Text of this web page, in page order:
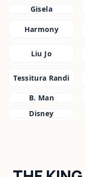
Gisela
Harmony
Liu Jo
Tessitura Randi
B. Man
Disney